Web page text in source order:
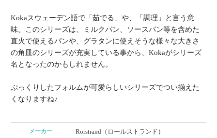
Kokaスウェーデン語で「茹でる」や、「調理」と言う意
味。このシリーズは、ミルクパン、ソースパン等を含めた
直火で使えるパンや、グラタンに使えそうな様々な大きさ
の角皿のシリーズが充実している事から、Kokaがシリーズ
名となったのかもしれません。
ぷっくりしたフォルムが可愛らしいシリーズでつい揃えた
くなりますね♪
メーカー Rorstrand（ロールストランド）